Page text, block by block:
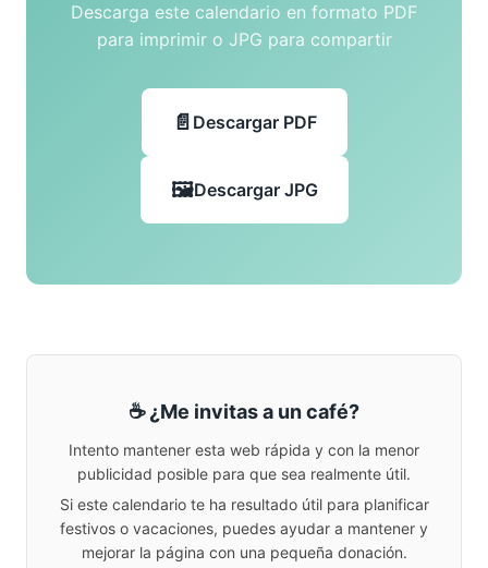
Descarga este calendario en formato PDF
para imprimir o JPG para compartir
Descargar PDF
Descargar JPG
☕ ¿Me invitas a un café?
Intento mantener esta web rápida y con la menor
publicidad posible para que sea realmente útil.
Si este calendario te ha resultado útil para planificar
festivos o vacaciones, puedes ayudar a mantener y
mejorar la página con una pequeña donación.